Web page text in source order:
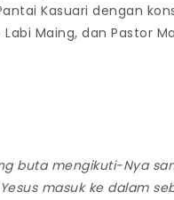
Kasuari dengan
Maing, dan Pastor
buta mengikuti-Nya
masuk ke dalam